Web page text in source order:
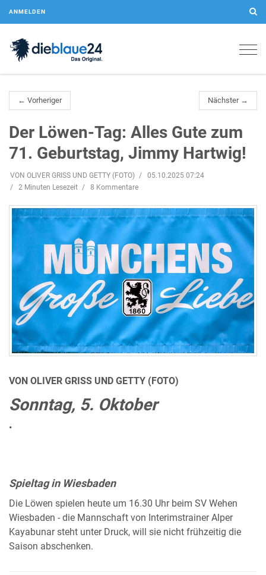
ANMELDEN
← Vorheriger Nächster →
Der Löwen-Tag: Alles Gute zum
71. Geburtstag, Jimmy Hartwig!
VON OLIVER GRISS UND GETTY (FOTO)
05.10.2025 07:24
2 Minuten Lesezeit
8 Kommentare
VON OLIVER GRISS UND GETTY (FOTO)
Sonntag, 5. Oktober
•
Spieltag in Wiesbaden
Die Löwen spielen heute um 16.30 Uhr beim SV Wehen
Wiesbaden - die Mannschaft von Interimstrainer Alper
Kayabunar steht unter Druck, will sie nicht frühzeitig die
Saison abschenken.